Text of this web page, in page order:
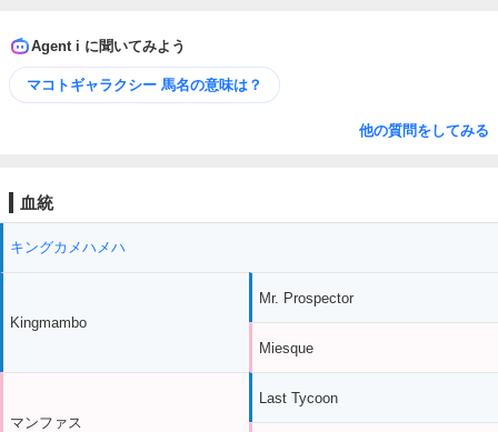
Agent i に聞いてみよう
マコトギャラクシー 馬名の意味は？
他の質問をしてみる
血統
キングカメハメハ
Kingmambo
マンファス
Mr. Prospector
Miesque
Last Tycoon